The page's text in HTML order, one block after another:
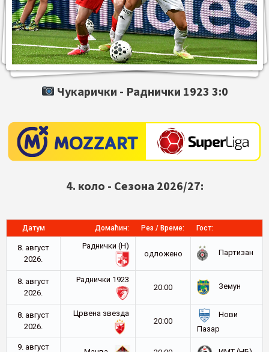
Чукарички - Раднички 1923 3:0
4. коло - Сезона 2026/27:
Датум Домаћин: Рез / Време: Гост:
8. август
2026.
Раднички (Н)
oдложено
Партизан
8. август
2026.
Раднички 1923
20:00
Земун
8. август
2026.
Црвена звезда
20:00
Нови
Пазар
9. август